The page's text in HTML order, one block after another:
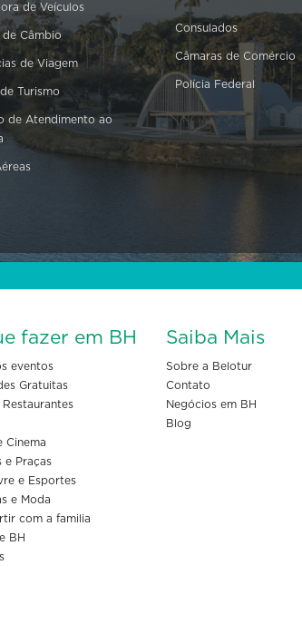
de Veículos
de Câmbio
de Viagem
Turismo
de Atendimento ao
Consulados
Câmaras de Comércio
Polícia Federal
fazer em BH
eventos
Gratuitas
Restaurantes
Cinema
e Praças
e Esportes
e Moda
com a familia
BH
Saiba Mais
Sobre a Belotur
Contato
Negócios em BH
Blog